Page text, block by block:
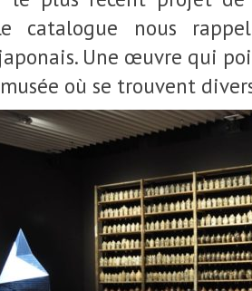
catalogue nous
Une œuvre qui
où se trouvent